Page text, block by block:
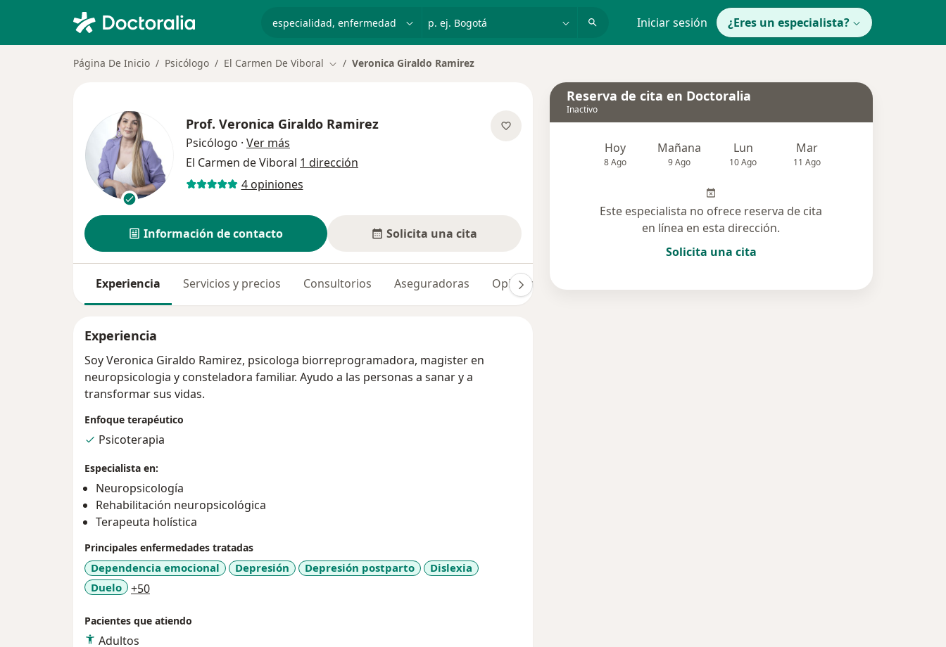
p. ej. Bogotá Iniciar sesión ¿Eres un especialista?
Página De Inicio Psicólogo El Carmen De Viboral Cambiar de ciudad
Veronica Giraldo Ramirez
Prof. Veronica Giraldo Ramirez
Psicólogo · Ver más
El Carmen de Viboral 1 dirección
4 opiniones
Información de contacto Solicita una cita
Experiencia Servicios y precios Consultorios Aseguradoras Opiniones (4)
Experiencia
Soy Veronica Giraldo Ramirez, psicologa biorreprogramadora, magister en
neuropsicologia y consteladora familiar. Ayudo a las personas a sanar y a
transformar sus vidas.
Enfoque terapéutico
Psicoterapia
Especialista en:
Neuropsicología
Rehabilitación neuropsicológica
Terapeuta holística
Principales enfermedades tratadas
Dependencia emocional Depresión Depresión postparto
Dislexia
Duelo
+50a11y_sr_more_diseases
Pacientes que atiendo
Adultos
Reserva de cita en Doctoralia
Inactivo
Hoy
8 Ago
Mañana
9 Ago
Lun
10 Ago
Mar
11 Ago
Este especialista no ofrece reserva de cita
en línea en esta dirección.
Solicita una cita